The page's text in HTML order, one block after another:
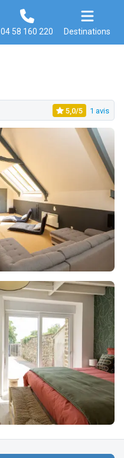
04 58 160 220 Destinations
5,0/5 1 avis